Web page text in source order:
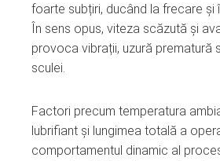
foarte subțiri, ducând la frecare și
În sens opus, viteza scăzută și
provoca vibrații, uzură prematură
sculei.
Factori precum temperatura
lubrifiant și lungimea totală a
comportamentul dinamic al